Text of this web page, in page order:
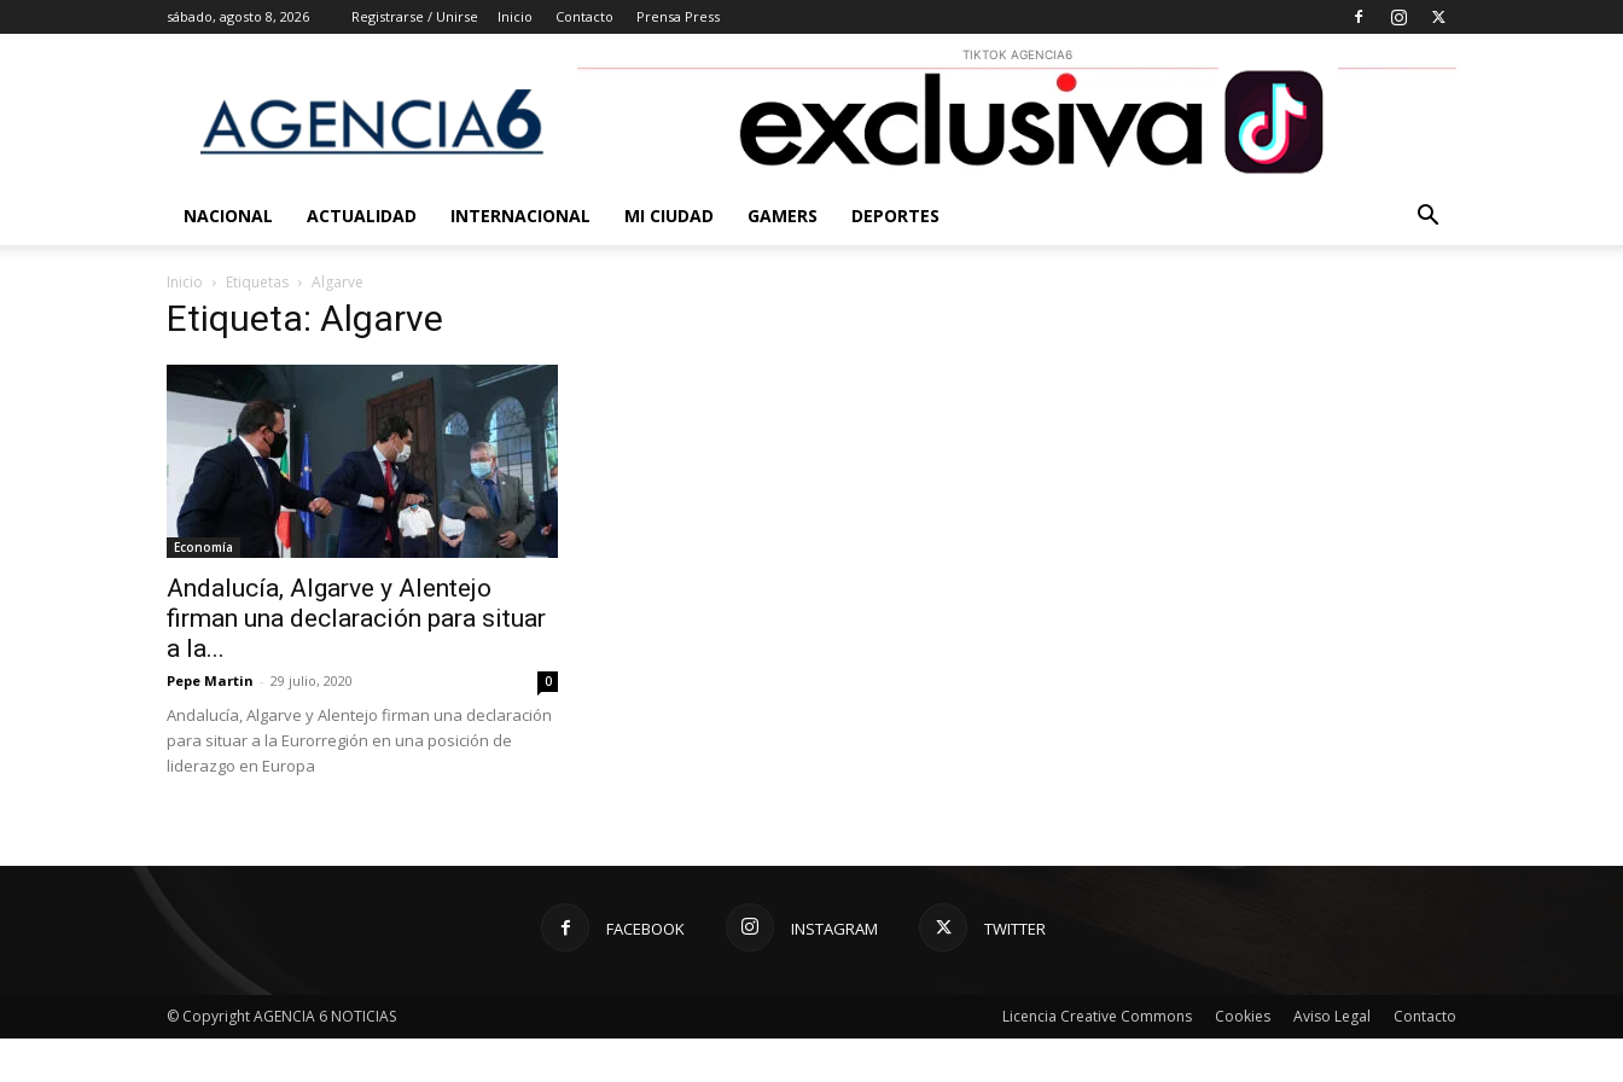
sábado, agosto 8, 2026 Registrarse / Unirse Inicio Contacto Prensa Press
6
Noticias
TIKTOK AGENCIA6
NACIONAL ACTUALIDAD INTERNACIONAL MI CIUDAD GAMERS DEPORTES
Inicio Etiquetas Algarve
Etiqueta: Algarve
Economía
Andalucía, Algarve y Alentejo
firman una declaración para situar
a la...
Pepe Martin - 29 julio, 2020 0
Andalucía, Algarve y Alentejo firman una declaración
para situar a la Eurorregión en una posición de
liderazgo en Europa
FACEBOOK INSTAGRAM TWITTER
Licencia Creative Commons Cookies Aviso Legal Contacto
© Copyright AGENCIA 6 NOTICIAS